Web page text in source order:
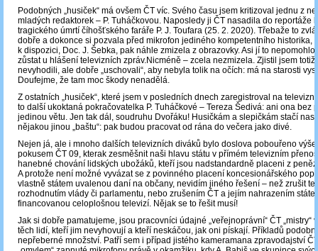
Podobných „husiček“ má ovšem ČT víc. Svého času jsem kritizoval jednu z
mladých redaktorek – P. Tuháčkovou. Naposledy ji ČT nasadila do reportáže
tragického úmrtí číhošťského faráře P. J. Toufara (25. 2. 2020). Třebaže to
dobře a dokonce si pozvala před mikrofon jediného kompetentního historika,
k dispozici, Doc. J. Šebka, pak náhle zmizela z obrazovky. Asi jí to
zůstat u hlášení televizních zpráv.Nicméně – zcela nezmizela. Zjistil jsem
nevyhodili, ale dobře „uschovali“, aby nebyla tolik na očích: má na starosti
Doufejme, že tam moc škody nenadělá.
Z ostatních „husiček“, které jsem v posledních dnech zaregistroval na
to další ukoktaná pokračovatelka P. Tuháčkové – Tereza Šedivá: ani ona bez
jedinou větu. Jen tak dál, soudruhu Dvořáku! Husičkám a slepičkám stačí
nějakou jinou „baštu“: pak budou pracovat od rána do večera jako divé.
Nejen já, ale i mnoho dalších televizních diváků bylo doslova pobouřeno
pokusem ČT 09, kterak zesměšnit naši hlavu státu v přímém televizním
hanebné chování lidských ubožáků, kteří jsou nadstandardně placeni z
A protože není možné vyvázat se z povinného placení koncesionářského
vlastně státem uvalenou daní na občany, nevidím jiného řešení – než zrušit
rozhodnutím vlády či parlamentu, nebo zrušením ČT a jejím nahrazením
financovanou celoplošnou televizí. Nějak se to řešit musí!
Jak si dobře pamatujeme, jsou pracovníci údajné „veřejnoprávní“ ČT „mistry“
těch lidí, kteří jim nevyhovují a kteří neskáčou, jak oni pískají. Příkladů
nepřeberné množství. Patří sem i případ jistého kameramana zpravodajství